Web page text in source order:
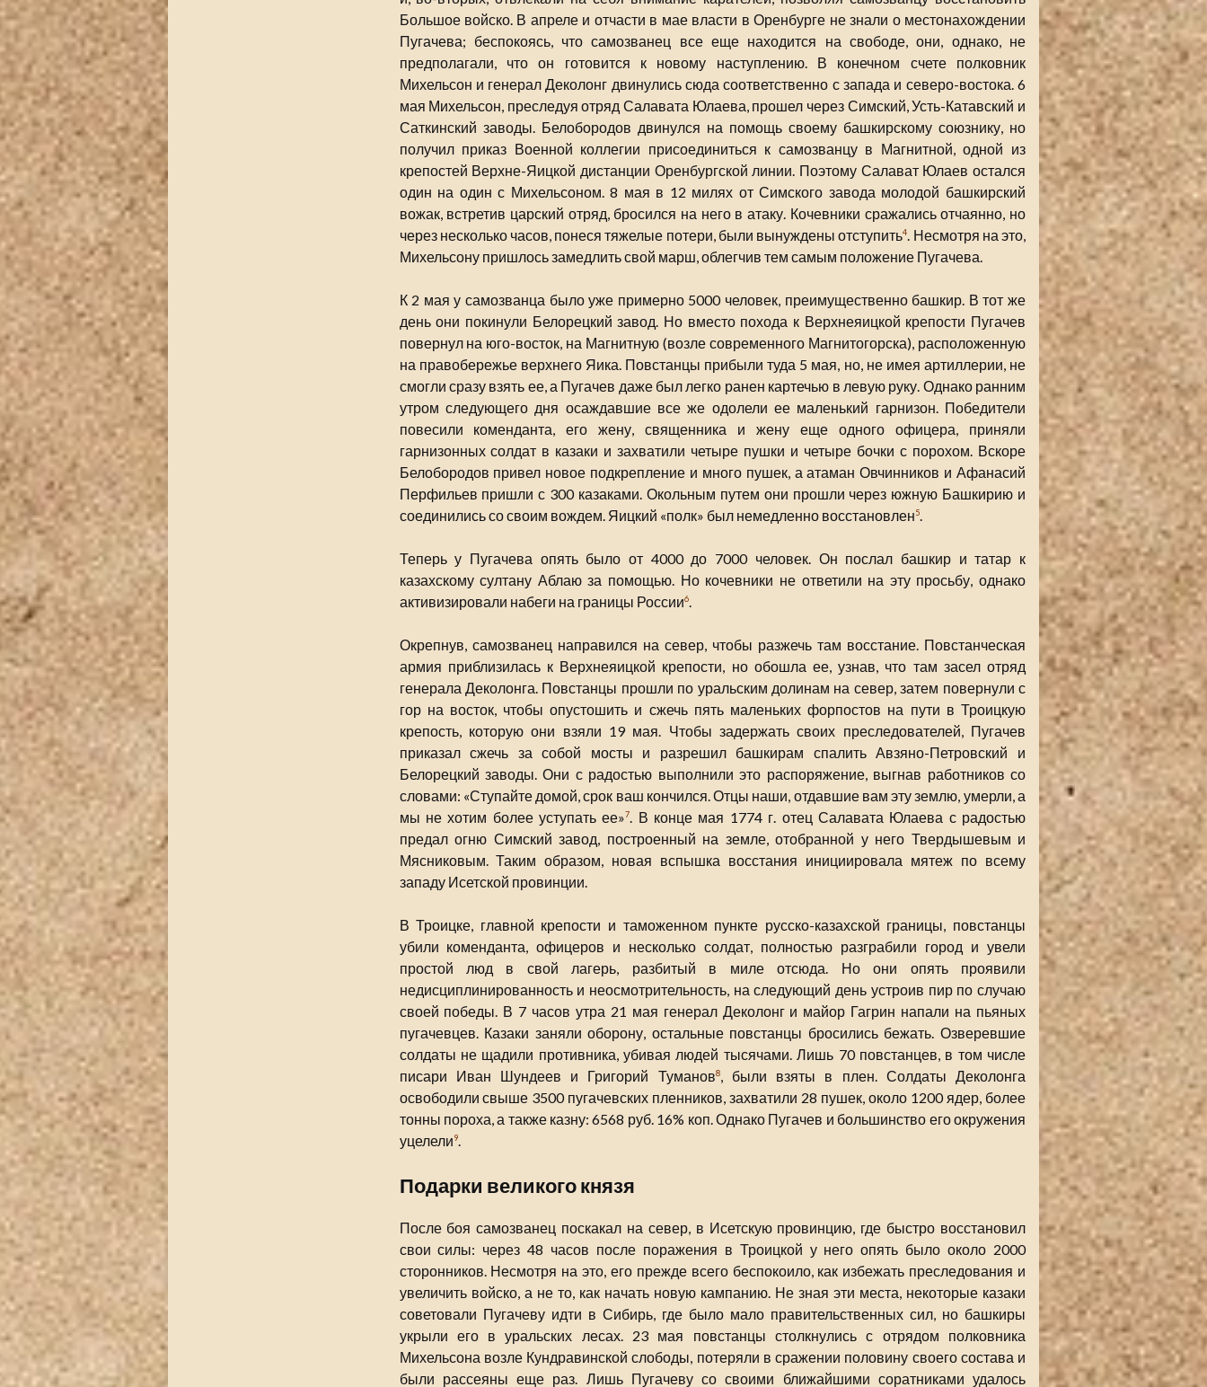
Большое войско. В апреле и отчасти в мае власти в Оренбурге не знали о местонахождении
Пугачева; беспокоясь, что самозванец все еще находится на свободе, они, однако, не
предполагали, что он готовится к новому наступлению. В конечном счете полковник
Михельсон и генерал Деколонг двинулись сюда соответственно с запада и северо-востока. 6
мая Михельсон, преследуя отряд Салавата Юлаева, прошел через Симский, Усть-Катавский и
Саткинский заводы. Белобородов двинулся на помощь своему башкирскому союзнику, но
получил приказ Военной коллегии присоединиться к самозванцу в Магнитной, одной из
крепостей Верхне-Яицкой дистанции Оренбургской линии. Поэтому Салават Юлаев остался
один на один с Михельсоном. 8 мая в 12 милях от Симского завода молодой башкирский
вожак, встретив царский отряд, бросился на него в атаку. Кочевники сражались отчаянно, но
через несколько часов, понеся тяжелые потери, были вынуждены отступить4. Несмотря на это,
Михельсону пришлось замедлить свой марш, облегчив тем самым положение Пугачева.
К 2 мая у самозванца было уже примерно 5000 человек, преимущественно башкир. В тот же
день они покинули Белорецкий завод. Но вместо похода к Верхнеяицкой крепости Пугачев
повернул на юго-восток, на Магнитную (возле современного Магнитогорска), расположенную
на правобережье верхнего Яика. Повстанцы прибыли туда 5 мая, но, не имея артиллерии, не
смогли сразу взять ее, а Пугачев даже был легко ранен картечью в левую руку. Однако ранним
утром следующего дня осаждавшие все же одолели ее маленький гарнизон. Победители
повесили коменданта, его жену, священника и жену еще одного офицера, приняли
гарнизонных солдат в казаки и захватили четыре пушки и четыре бочки с порохом. Вскоре
Белобородов привел новое подкрепление и много пушек, а атаман Овчинников и Афанасий
Перфильев пришли с 300 казаками. Окольным путем они прошли через южную Башкирию и
соединились со своим вождем. Яицкий «полк» был немедленно восстановлен5.
Теперь у Пугачева опять было от 4000 до 7000 человек. Он послал башкир и татар к
казахскому султану Аблаю за помощью. Но кочевники не ответили на эту просьбу, однако
активизировали набеги на границы России6.
Окрепнув, самозванец направился на север, чтобы разжечь там восстание. Повстанческая
армия приблизилась к Верхнеяицкой крепости, но обошла ее, узнав, что там засел отряд
генерала Деколонга. Повстанцы прошли по уральским долинам на север, затем повернули с
гор на восток, чтобы опустошить и сжечь пять маленьких форпостов на пути в Троицкую
крепость, которую они взяли 19 мая. Чтобы задержать своих преследователей, Пугачев
приказал сжечь за собой мосты и разрешил башкирам спалить Авзяно-Петровский и
Белорецкий заводы. Они с радостью выполнили это распоряжение, выгнав работников со
словами: «Ступайте домой, срок ваш кончился. Отцы наши, отдавшие вам эту землю, умерли, а
мы не хотим более уступать ее»7. В конце мая 1774 г. отец Салавата Юлаева с радостью
предал огню Симский завод, построенный на земле, отобранной у него Твердышевым и
Мясниковым. Таким образом, новая вспышка восстания инициировала мятеж по всему
западу Исетской провинции.
В Троицке, главной крепости и таможенном пункте русско-казахской границы, повстанцы
убили коменданта, офицеров и несколько солдат, полностью разграбили город и увели
простой люд в свой лагерь, разбитый в миле отсюда. Но они опять проявили
недисциплинированность и неосмотрительность, на следующий день устроив пир по случаю
своей победы. В 7 часов утра 21 мая генерал Деколонг и майор Гагрин напали на пьяных
пугачевцев. Казаки заняли оборону, остальные повстанцы бросились бежать. Озверевшие
солдаты не щадили противника, убивая людей тысячами. Лишь 70 повстанцев, в том числе
писари Иван Шундеев и Григорий Туманов8, были взяты в плен. Солдаты Деколонга
освободили свыше 3500 пугачевских пленников, захватили 28 пушек, около 1200 ядер, более
тонны пороха, а также казну: 6568 руб. 16% коп. Однако Пугачев и большинство его окружения
уцелели9.
Подарки великого князя
После боя самозванец поскакал на север, в Исетскую провинцию, где быстро восстановил
свои силы: через 48 часов после поражения в Троицкой у него опять было около 2000
сторонников. Несмотря на это, его прежде всего беспокоило, как избежать преследования и
увеличить войско, а не то, как начать новую кампанию. Не зная эти места, некоторые казаки
советовали Пугачеву идти в Сибирь, где было мало правительственных сил, но башкиры
укрыли его в уральских лесах. 23 мая повстанцы столкнулись с отрядом полковника
Михельсона возле Кундравинской слободы, потеряли в сражении половину своего состава и
были рассеяны еще раз. Лишь Пугачеву со своими ближайшими соратниками удалось